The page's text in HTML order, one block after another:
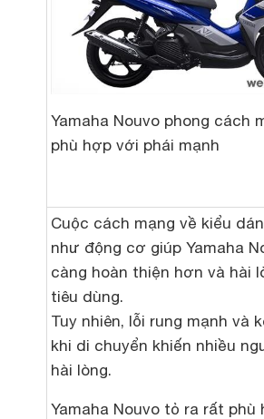
Yamaha Nouvo phong cách
phù hợp với phái mạnh
Cuộc cách mạng về kiểu
như động cơ giúp Yamaha
càng hoàn thiện hơn và hài
tiêu dùng.
Tuy nhiên, lỗi rung mạnh và
khi di chuyển khiến nhiều
hài lòng.
Yamaha Nouvo tỏ ra rất phù